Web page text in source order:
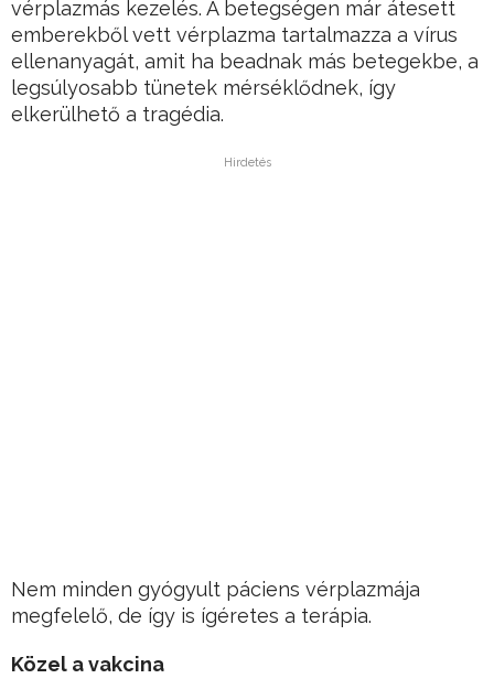
vérplazmás kezelés. A betegségen már átesett
emberekből vett vérplazma tartalmazza a vírus
ellenanyagát, amit ha beadnak más betegekbe, a
legsúlyosabb tünetek mérséklődnek, így
elkerülhető a tragédia.
Hirdetés
Nem minden gyógyult páciens vérplazmája
megfelelő, de így is ígéretes a terápia.
Közel a vakcina